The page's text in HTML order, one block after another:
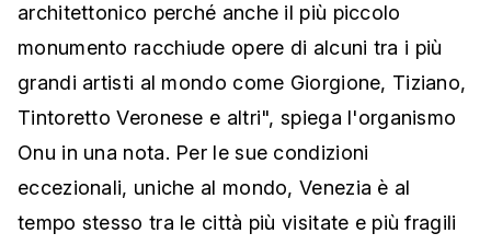
architettonico perché anche il più piccolo
monumento racchiude opere di alcuni tra i più
grandi artisti al mondo come Giorgione, Tiziano,
Tintoretto Veronese e altri", spiega l'organismo
Onu in una nota. Per le sue condizioni
eccezionali, uniche al mondo, Venezia è al
tempo stesso tra le città più visitate e più fragili